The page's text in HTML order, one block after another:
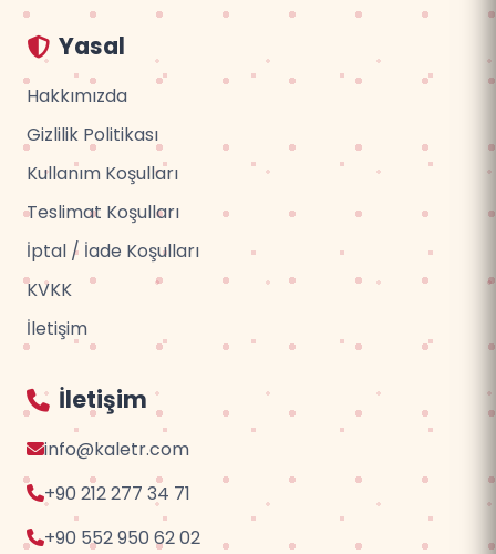
Yasal
Hakkımızda
Gizlilik Politikası
Kullanım Koşulları
Teslimat Koşulları
İptal / İade Koşulları
KVKK
İletişim
İletişim
info@kaletr.com
+90 212 277 34 71
+90 552 950 62 02